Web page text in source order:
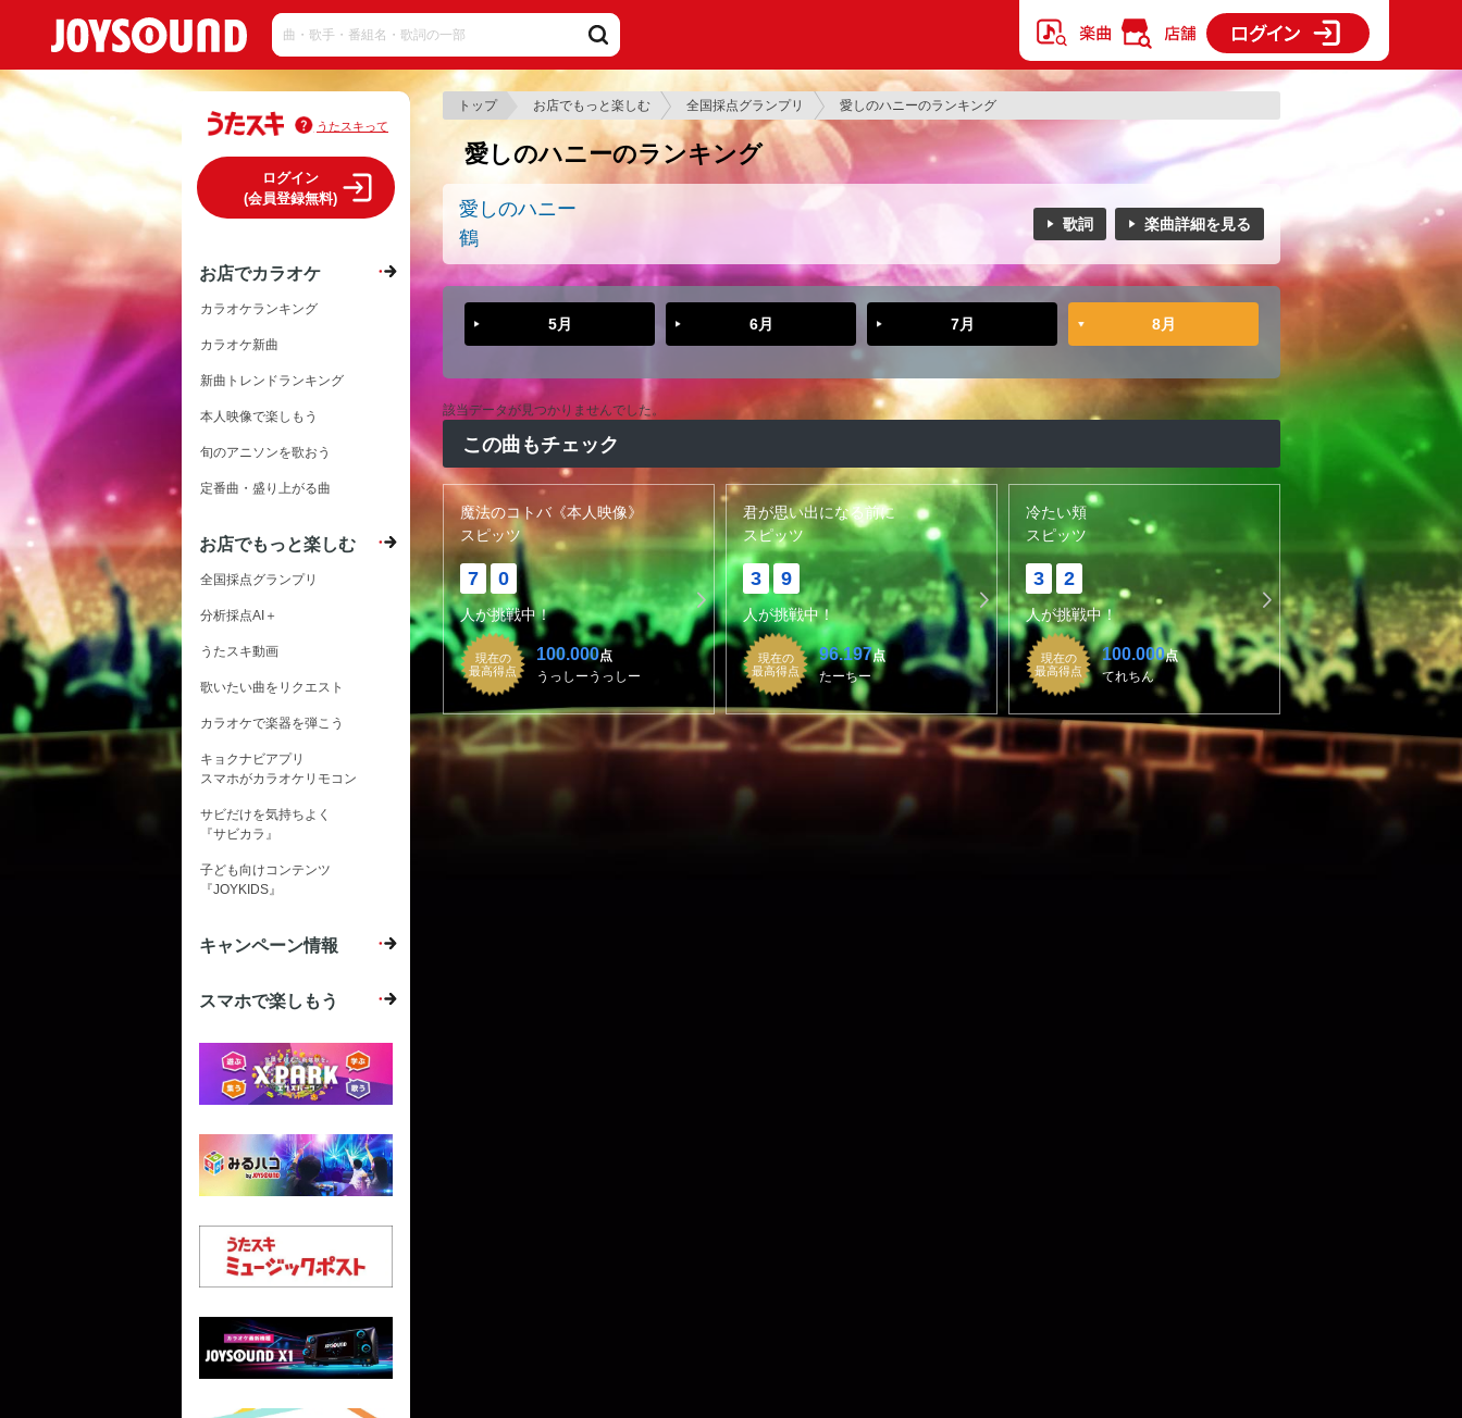
トップ お店でもっと楽しむ 全国採点グランプリ 愛しのハニーのランキング
愛しのハニーのランキング
愛しのハニー
鶴
歌詞 楽曲詳細を見る
5月 6月 7月 8月
該当データが見つかりませんでした。
この曲もチェック
魔法のコトバ《本人映像》
スピッツ
7 0
人が挑戦中！
現在の
最高得点
100.000点
うっしーうっしー
君が思い出になる前に
スピッツ
3 9
人が挑戦中！
現在の
最高得点
96.197点
たーちー
冷たい頬
スピッツ
3 2
人が挑戦中！
現在の
最高得点
100.000点
てれちん
うたスキって
ログイン
(会員登録無料)
お店でカラオケ
カラオケランキング
カラオケ新曲
新曲トレンドランキング
本人映像で楽しもう
旬のアニソンを歌おう
定番曲・盛り上がる曲
お店でもっと楽しむ
全国採点グランプリ
分析採点AI＋
うたスキ動画
歌いたい曲をリクエスト
カラオケで楽器を弾こう
キョクナビアプリ
スマホがカラオケリモコン
サビだけを気持ちよく
『サビカラ』
子ども向けコンテンツ
『JOYKIDS』
キャンペーン情報
スマホで楽しもう